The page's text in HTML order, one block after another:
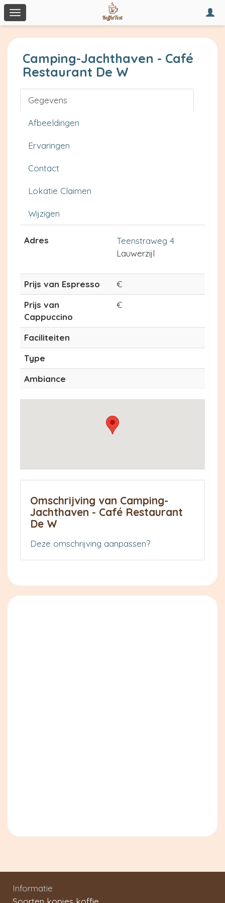
Toggle
navigation
Camping-Jachthaven - Café
Restaurant De W
Gegevens
Afbeeldingen
Ervaringen
Contact
Lokatie Claimen
Wijzigen
Adres
Teenstraweg 4
Lauwerzijl
Prijs van Espresso
€
Prijs van
Cappuccino
€
Faciliteiten
Type
Ambiance
Omschrijving van Camping-
Jachthaven - Café Restaurant
De W
Deze omschrijving aanpassen?
Informatie